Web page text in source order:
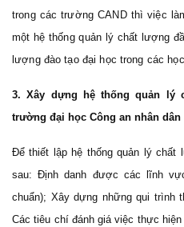
trong các trường CAND thì việc
một hệ thống quản lý chất lượng
lượng đào tạo đại học trong các
3. Xây dựng hệ thống quản lý
trường đại học Công an nhân dân
Để thiết lập hệ thống quản lý chất
sau: Định danh được các lĩnh
chuẩn); Xây dựng những qui trình
Các tiêu chí đánh giá việc thực